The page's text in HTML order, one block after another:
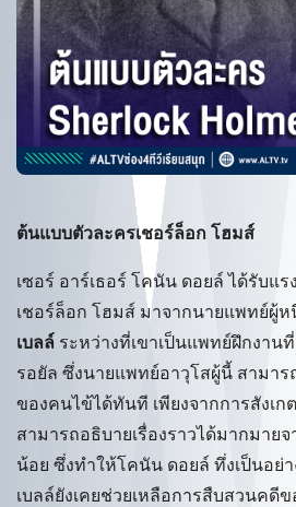
ต้นแบบตัวละครเชอร์ล็อก โฮมส์
เซอร์ อาร์เธอร์ โคนัน ดอยล์ ได้รับแ
เชอร์ล็อก โฮมส์ มาจากนายแพทย์ผู้ห
เบลล์ ระหว่างที่เขาเป็นแพทย์ฝึกงาน
รอยัล ซึ่งนายแพทย์อาวุโสผู้นี้ สามาร
ของคนไข้ได้ทันที เพียงจากการสังเ
สามารถอธิบายเรื่องราวได้มากมายจ
น้อย ซึ่งทำให้โคนัน ดอยล์ ทึ่งเป็นอย่
เบลล์ยังเคยช่วยเหลือการสืบสวนคดี